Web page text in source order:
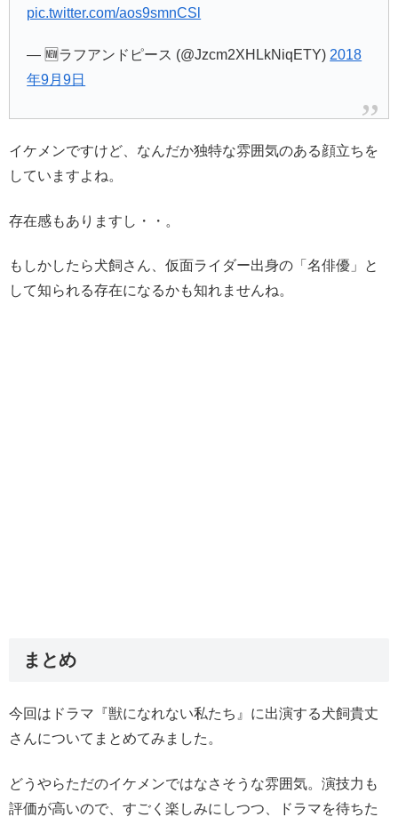
pic.twitter.com/aos9smnCSl
— 🆕ラフアンドピース (@Jzcm2XHLkNiqETY) 2018
年9月9日
イケメンですけど、なんだか独特な雰囲気のある顔立ちを
していますよね。
存在感もありますし・・。
もしかしたら犬飼さん、仮面ライダー出身の「名俳優」と
して知られる存在になるかも知れませんね。
まとめ
今回はドラマ『獣になれない私たち』に出演する犬飼貴丈
さんについてまとめてみました。
どうやらただのイケメンではなさそうな雰囲気。演技力も
評価が高いので、すごく楽しみにしつつ、ドラマを待ちた